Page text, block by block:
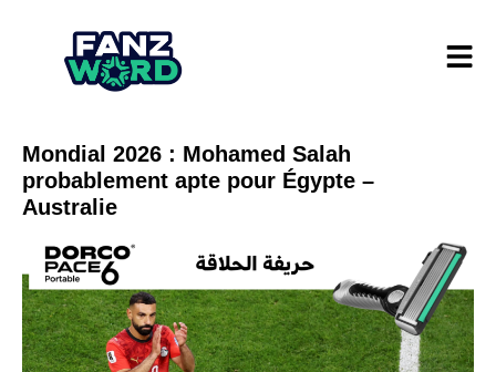
Mondial 2026 : Mohamed Salah
probablement apte pour Égypte –
Australie